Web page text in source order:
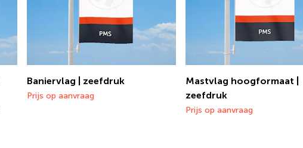
Baniervlag | zeefdruk
Prijs op aanvraag
Mastvlag hoogformaat |
zeefdruk
Prijs op aanvraag